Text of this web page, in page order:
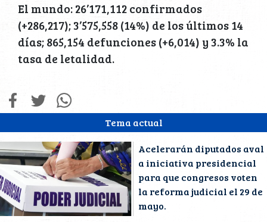
Tema actual
Acelerarán diputados aval
a iniciativa presidencial
para que congresos voten
la reforma judicial el 29 de
mayo.
El mundo: 26’171,112 confirmados
(+286,217); 3’575,558 (14%) de los últimos 14
días; 865,154 defunciones (+6,014) y 3.3% la
tasa de letalidad.